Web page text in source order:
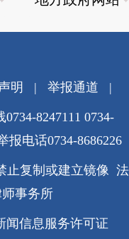
明 | 举报通道 |
8247111 0734-
报电话0734-8686226
止复制或建立镜像 法
事务所
闻信息服务许可证